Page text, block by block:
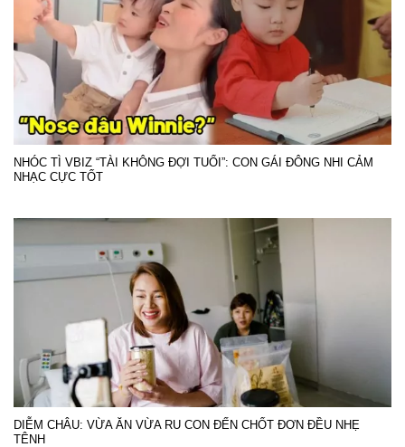
NHÓC TÌ VBIZ “TÀI KHÔNG ĐỢI TUỔI”: CON GÁI ĐÔNG NHI CẢM
NHẠC CỰC TỐT
DIỄM CHÂU: VỪA ĂN VỪA RU CON ĐẾN CHỐT ĐƠN ĐỀU NHẸ
TÊNH